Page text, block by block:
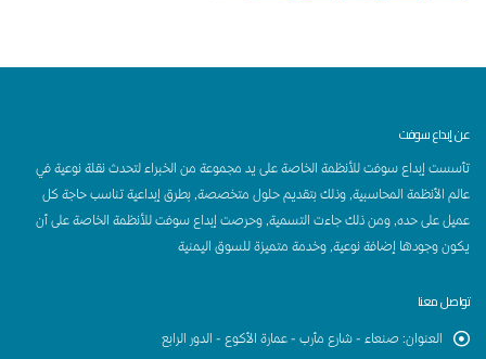
عن إبداع سوفت
تأسست إبداع سوفت للأنظمة الخاصة على يد مجموعة من الخبراء لتحدث نقلة نوعية في
عالم الأنظمة المحاسبية, وذلك بتقديم حلول متخصصة, بطرق إبداعية تناسب حاجة كل
عميل على حده, ومن ذلك جاءت التسمية, وحرصت إبداع سوفت للأنظمة الخاصة على أن
يكون وجودها إضافة نوعية, وخدمة متميزة للسوق اليمنية
تواصل معنا
العنوان: صنعاء - شارع مأرب - عمارة الأكوع - الدور الرابع